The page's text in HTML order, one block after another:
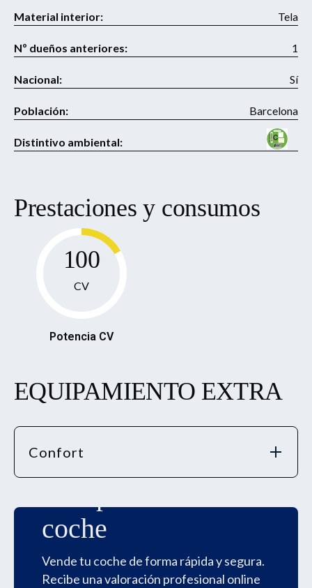
Material interior: Tela
Nº dueños anteriores: 1
Nacional: Sí
Población: Barcelona
Distintivo ambiental:
Prestaciones y consumos
100
CV
Potencia CV
EQUIPAMIENTO EXTRA
Confort
coche
Vende tu coche de forma rápida y segura.
Recibe una valoración profesional online